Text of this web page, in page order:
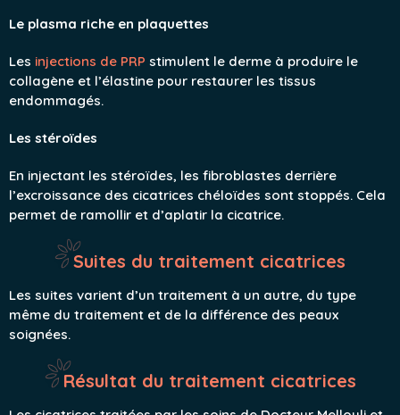
Le plasma riche en plaquettes
Les injections de PRP stimulent le derme à produire le
collagène et l’élastine pour restaurer les tissus
endommagés.
Les stéroïdes
En injectant les stéroïdes, les fibroblastes derrière
l’excroissance des cicatrices chéloïdes sont stoppés. Cela
permet de ramollir et d’aplatir la cicatrice.
Suites du traitement cicatrices
Les suites varient d’un traitement à un autre, du type
même du traitement et de la différence des peaux
soignées.
Résultat du traitement cicatrices